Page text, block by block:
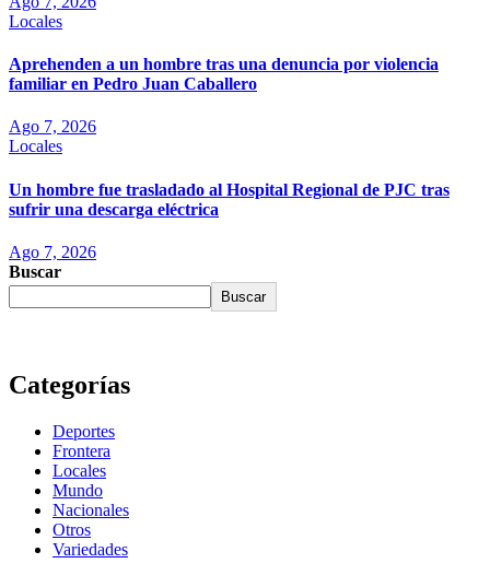
Locales
Aprehenden a un hombre tras una denuncia por violencia
familiar en Pedro Juan Caballero
Ago 7, 2026
Locales
Un hombre fue trasladado al Hospital Regional de PJC tras
sufrir una descarga eléctrica
Ago 7, 2026
Buscar
Buscar
Categorías
Deportes
Frontera
Locales
Mundo
Nacionales
Otros
Variedades